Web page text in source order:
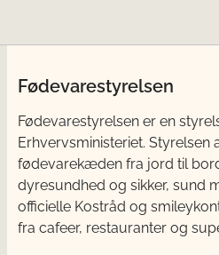
Fødevarestyrelsen
Fødevarestyrelsen er en
Erhvervsministeriet. Styrelsen
fødevarekæden fra jord til
dyresundhed og sikker, sund
officielle Kostråd og
fra cafeer, restauranter og